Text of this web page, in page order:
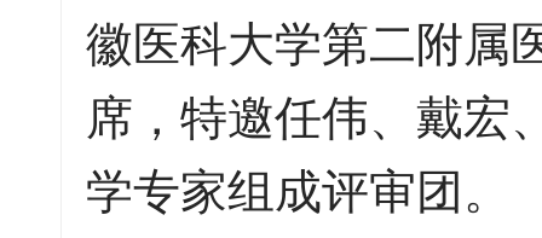
徽医科大学第二附属
席，特邀任伟、戴宏
学专家组成评审团。